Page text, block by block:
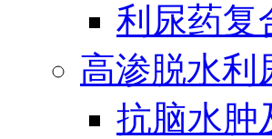
利尿药复
高渗脱水利
抗脑水肿